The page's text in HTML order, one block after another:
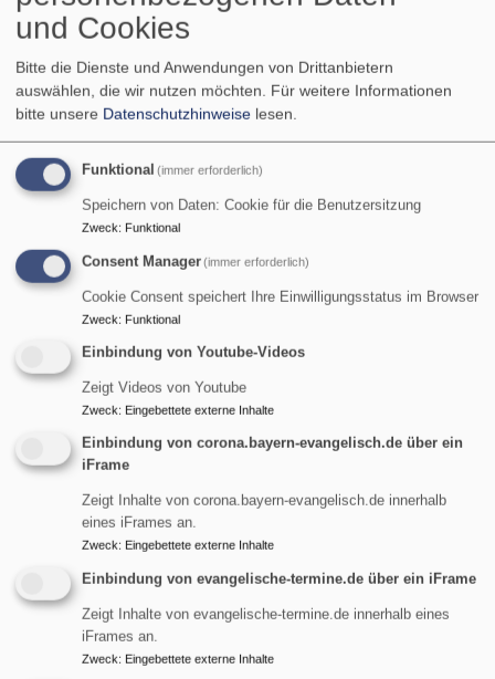
Sa, 8.8. 12 Uhr
Pfarrerin Heike-Andrea Brunner-Wild
Garmisch-Partenkirchen
Hauptgipfelkreuz auf dem Wank
So, 9.8. 9 Uhr
Gottesdienst
Pfarrerin Birgit Schiel
und Cookies
Bitte die Dienste und Anwendungen von Drittanbietern
auswählen, die wir nutzen möchten. Für weitere Informationen
bitte unsere Datenschutzhinweise lesen.
Funktional (immer erforderlich)
Speichern von Daten: Cookie für die Benutzersitzung
Zweck: Funktional
Consent Manager(immer erforderlich)
Cookie Consent speichert Ihre Einwilligungsstatus im Browser
Zweck: Funktional
Einbindung von Youtube-Videos
Zeigt Videos von Youtube
Zweck: Eingebettete externe Inhalte
Einbindung von corona.bayern-evangelisch.de über ein
iFrame
Zeigt Inhalte von corona.bayern-evangelisch.de innerhalb
eines iFrames an.
Zweck: Eingebettete externe Inhalte
Einbindung von evangelische-termine.de über ein iFrame
Zeigt Inhalte von evangelische-termine.de innerhalb eines
iFrames an.
Zweck: Eingebettete externe Inhalte